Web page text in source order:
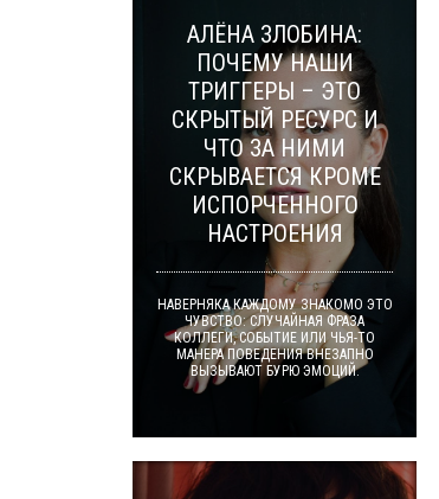
АЛЁНА ЗЛОБИНА:
ПОЧЕМУ НАШИ
ТРИГГЕРЫ – ЭТО
СКРЫТЫЙ РЕСУРС И
ЧТО ЗА НИМИ
СКРЫВАЕТСЯ КРОМЕ
ИСПОРЧЕННОГО
НАСТРОЕНИЯ
НАВЕРНЯКА КАЖДОМУ ЗНАКОМО ЭТО
ЧУВСТВО: СЛУЧАЙНАЯ ФРАЗА
КОЛЛЕГИ, СОБЫТИЕ ИЛИ ЧЬЯ-ТО
МАНЕРА ПОВЕДЕНИЯ ВНЕЗАПНО
ВЫЗЫВАЮТ БУРЮ ЭМОЦИЙ.